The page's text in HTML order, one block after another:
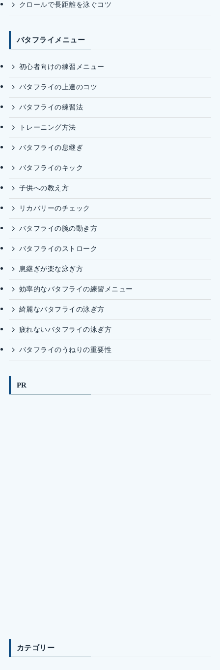
クロールで長距離を泳ぐコツ
バタフライメニュー
初心者向けの練習メニュー
バタフライの上達のコツ
バタフライの練習法
トレーニング方法
バタフライの息継ぎ
バタフライのキック
子供への教え方
リカバリーのチェック
バタフライの腕の動き方
バタフライのストローク
息継ぎが楽な泳ぎ方
効率的なバタフライの練習メニュー
綺麗なバタフライの泳ぎ方
疲れないバタフライの泳ぎ方
バタフライのうねりの重要性
PR
カテゴリー